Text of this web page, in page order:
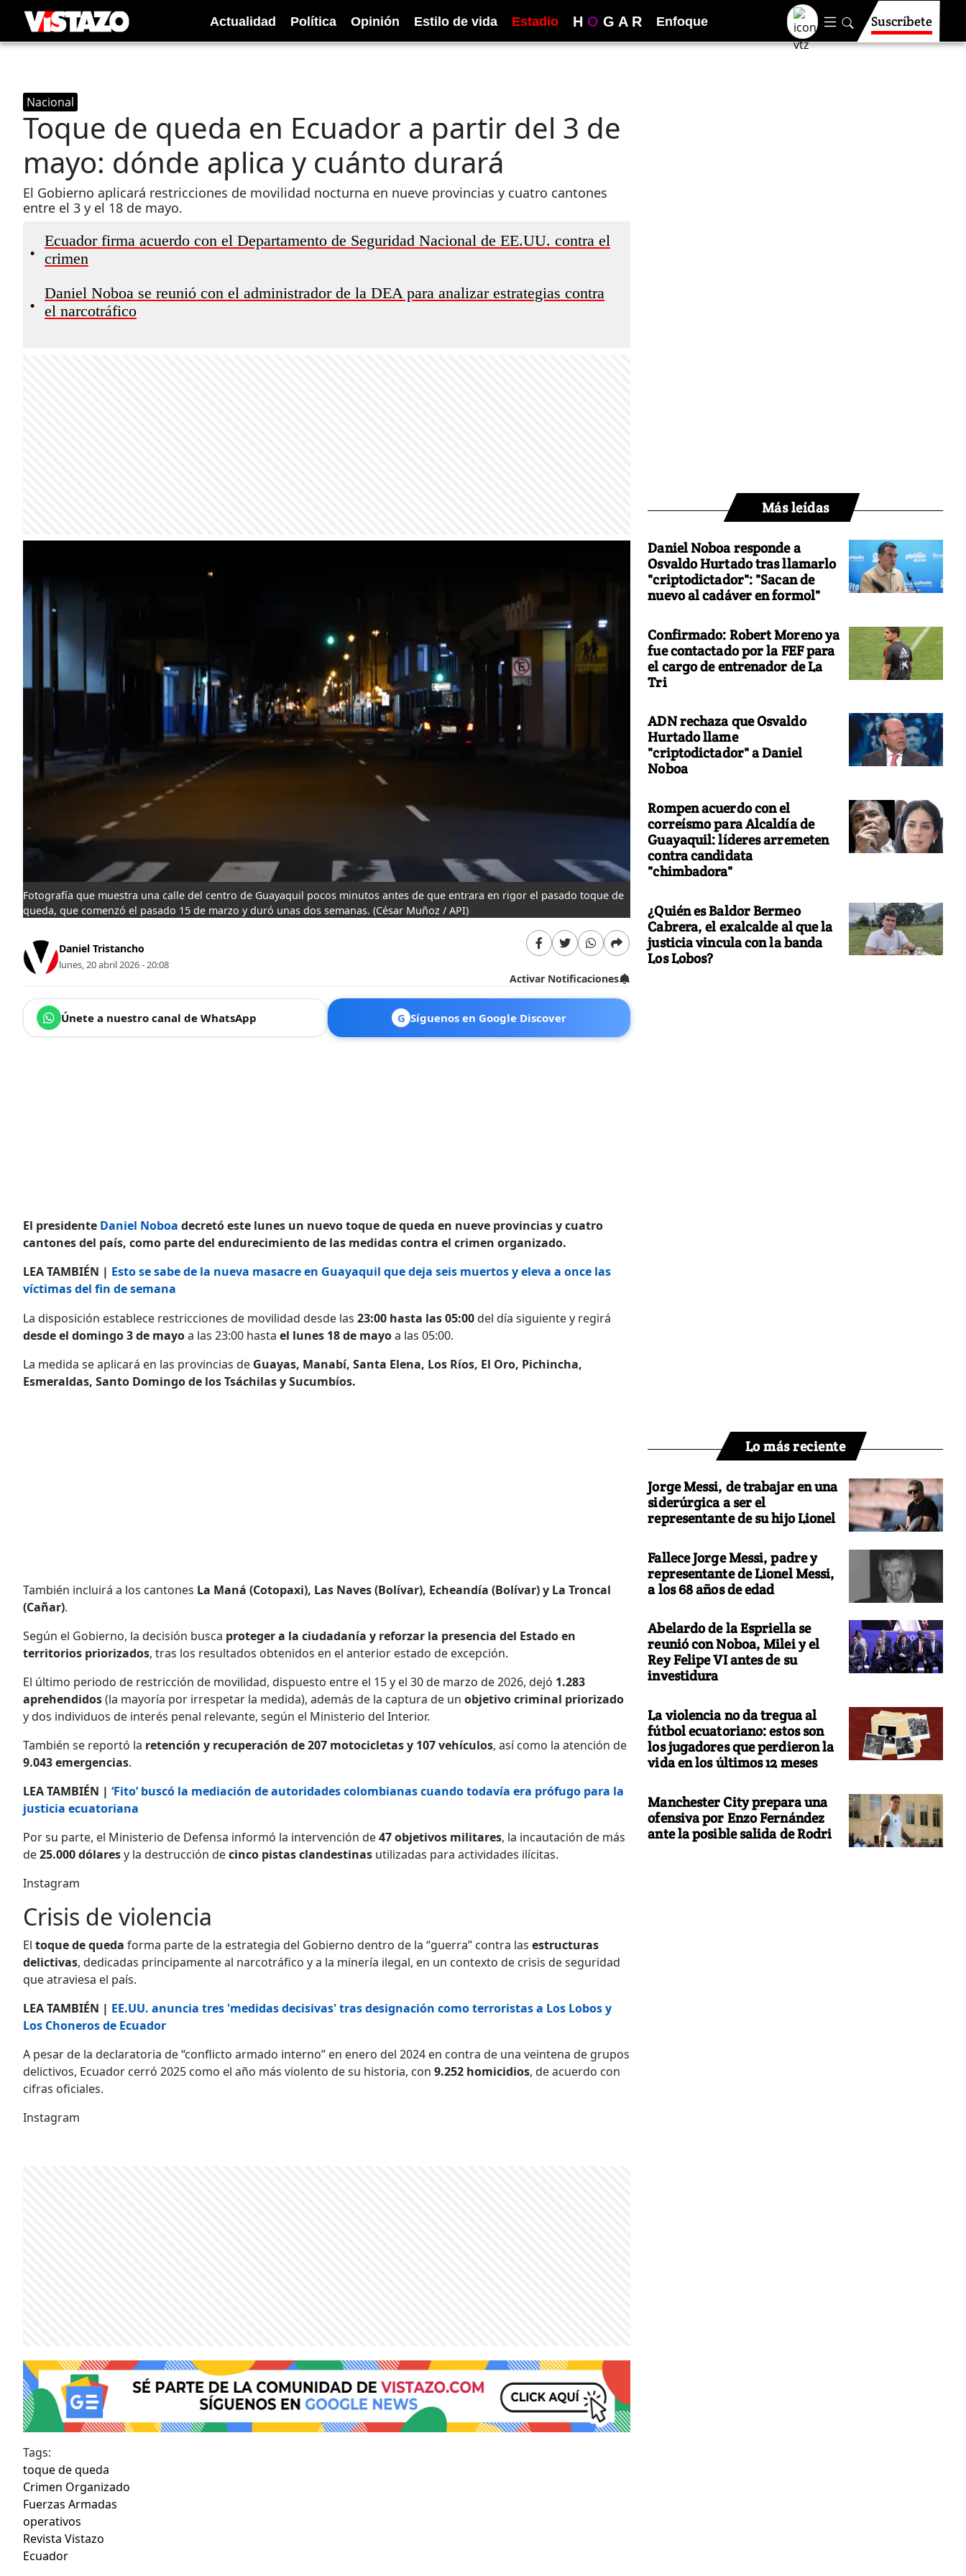
Actualidad Política Opinión Estilo de vida Estadio H O G A R Enfoque Suscríbete
Nacional
Toque de queda en Ecuador a partir del 3 de
mayo: dónde aplica y cuánto durará
El Gobierno aplicará restricciones de movilidad nocturna en nueve provincias y cuatro cantones
entre el 3 y el 18 de mayo.
•
Ecuador firma acuerdo con el Departamento de Seguridad Nacional de EE.UU. contra el
crimen
•
Daniel Noboa se reunió con el administrador de la DEA para analizar estrategias contra
el narcotráfico
Fotografía que muestra una calle del centro de Guayaquil pocos minutos antes de que entrara en rigor el pasado toque de
queda, que comenzó el pasado 15 de marzo y duró unas dos semanas. (César Muñoz / API)
Daniel Tristancho
lunes, 20 abril 2026 - 20:08
Activar Notificaciones
Únete a nuestro canal de WhatsApp G Síguenos en Google Discover
El presidente Daniel Noboa decretó este lunes un nuevo toque de queda en nueve provincias y cuatro
cantones del país, como parte del endurecimiento de las medidas contra el crimen organizado.
LEA TAMBIÉN | Esto se sabe de la nueva masacre en Guayaquil que deja seis muertos y eleva a once las
víctimas del fin de semana
La disposición establece restricciones de movilidad desde las 23:00 hasta las 05:00del día siguiente y regirá
desde el domingo 3 de mayoa las 23:00 hasta el lunes 18 de mayoa las 05:00.
La medida se aplicará en las provincias de Guayas, Manabí, Santa Elena, Los Ríos, El Oro, Pichincha,
Esmeraldas, Santo Domingo de los Tsáchilas y Sucumbíos.
También incluirá a los cantones La Maná (Cotopaxi), Las Naves (Bolívar), Echeandía (Bolívar) y La Troncal
(Cañar).
Según el Gobierno, la decisión busca proteger a la ciudadanía y reforzar la presencia del Estado en
territorios priorizados, tras los resultados obtenidos en el anterior estado de excepción.
El último periodo de restricción de movilidad, dispuesto entre el 15 y el 30 de marzo de 2026, dejó 1.283
aprehendidos(la mayoría por irrespetar la medida), además de la captura de un objetivo criminal priorizado
y dos individuos de interés penal relevante, según el Ministerio del Interior.
También se reportó la retención y recuperación de 207 motocicletas y 107 vehículos, así como la atención de
9.043 emergencias.
LEA TAMBIÉN | ‘Fito’ buscó la mediación de autoridades colombianas cuando todavía era prófugo para la
justicia ecuatoriana
Por su parte, el Ministerio de Defensa informó la intervención de47 objetivos militares, la incautación de más
de25.000 dólaresy la destrucción decinco pistas clandestinas utilizadas para actividades ilícitas.
Instagram
Crisis de violencia
El toque de queda forma parte de la estrategia del Gobierno dentro de la “guerra” contra las estructuras
delictivas, dedicadas principamente al narcotráfico y a la minería ilegal, en un contexto de crisis de seguridad
que atraviesa el país.
LEA TAMBIÉN | EE.UU. anuncia tres 'medidas decisivas' tras designación como terroristas a Los Lobos y
Los Choneros de Ecuador
A pesar de la declaratoria de “conflicto armado interno” en enero del 2024 en contra de una veintena de grupos
delictivos, Ecuador cerró 2025 como el año más violento de su historia, con 9.252 homicidios, de acuerdo con
cifras oficiales.
Instagram
Tags:
toque de queda
Crimen Organizado
Fuerzas Armadas
operativos
Revista Vistazo
Ecuador
Más leídas
Daniel Noboa responde a
Osvaldo Hurtado tras llamarlo
"criptodictador": "Sacan de
nuevo al cadáver en formol"
Confirmado: Robert Moreno ya
fue contactado por la FEF para
el cargo de entrenador de La
Tri
ADN rechaza que Osvaldo
Hurtado llame
"criptodictador" a Daniel
Noboa
Rompen acuerdo con el
correísmo para Alcaldía de
Guayaquil: líderes arremeten
contra candidata
"chimbadora"
¿Quién es Baldor Bermeo
Cabrera, el exalcalde al que la
justicia vincula con la banda
Los Lobos?
Lo más reciente
Jorge Messi, de trabajar en una
siderúrgica a ser el
representante de su hijo Lionel
Fallece Jorge Messi, padre y
representante de Lionel Messi,
a los 68 años de edad
Abelardo de la Espriella se
reunió con Noboa, Milei y el
Rey Felipe VI antes de su
investidura
La violencia no da tregua al
fútbol ecuatoriano: estos son
los jugadores que perdieron la
vida en los últimos 12 meses
Manchester City prepara una
ofensiva por Enzo Fernández
ante la posible salida de Rodri